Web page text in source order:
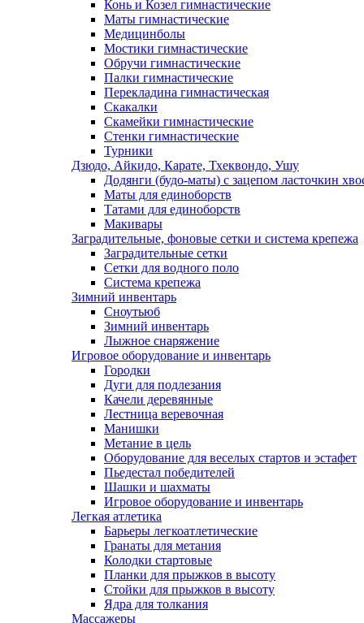
Конь и Козел гимнастические
Маты гимнастические
Медицинболы
Мостики гимнастические
Обручи гимнастические
Палки гимнастические
Перекладина гимнастическая
Скакалки
Скамейки гимнастические
Стенки гимнастические
Турники
Дзюдо, Айкидо, Карате, Тхеквондо, Ушу
Додянги (будо-маты) с зацепом ласточкин
Маты для единоборств
Татами для единоборств
Макивары
Заградительные, фоновые сетки и система крепежа
Заградительные сетки
Сетки для водного поло
Система крепежа
Зимний инвентарь
Сноутьюб
Зимний инвентарь
Лыжное снаряжение
Игровое оборудование и инвентарь
Городки
Дуги для подлезания
Качели деревянные
Лестница веревочная
Манишки
Метание в цель
Оборудование для веселых стартов и эстафет
Пьедестал победителей
Шашки и шахматы
Игровое оборудование и инвентарь
Легкая атлетика
Барьеры легкоатлетические
Гранаты для метания
Колодки стартовые
Планки для прыжков в высоту
Стойки для прыжков в высоту
Ядра для толкания
Массажеры